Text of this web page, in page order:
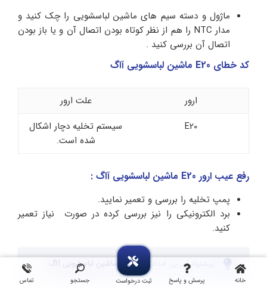
خانه پرسش و پاسخ ثبت درخواست جستجو تماس
ماژول و دسته سیم های ماشین لباسشویی را چک کنید و
مدار NTC را هم از نظر کوتاه بودن اتصال آن و یا باز بودن
اتصال آن بررسی کنید .
کد خطای E20 ماشین لباسشویی آاگ
ارور
علت ارور
E20
سیستم تخلیه دچار اشکال
شده است.
رفع عیب ارور E20 ماشین لباسشویی آاگ :
پمپ تخلیه را بررسی و تعمیر نمایید.
برد الکترونیکی را نیز بررسی کرده در صورت نیاز تعمیر
کنید.
پیشنهاد آی پی امداد: راهنمای ماشین لباسشویی آاگ